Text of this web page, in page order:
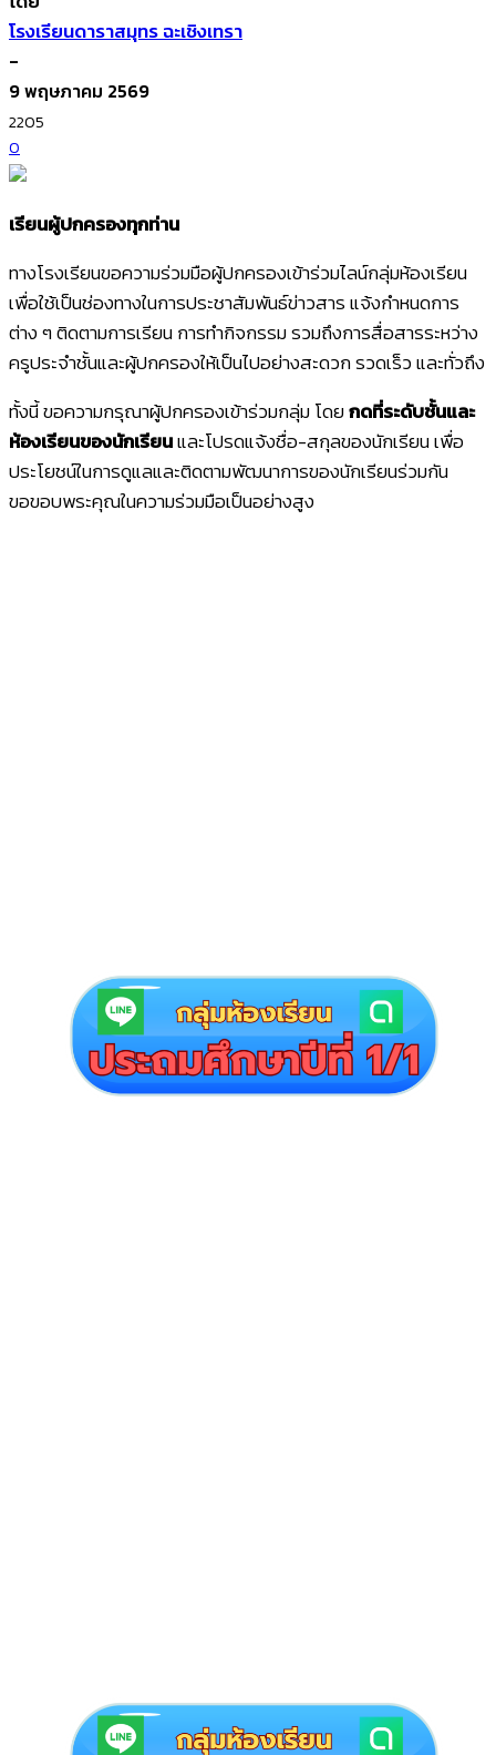
โรงเรียนดาราสมุทร ฉะเชิงเทรา
-
9 พฤษภาคม 2569
2205
0
เรียนผู้ปกครองทุกท่าน
ทางโรงเรียนขอความร่วมมือผู้ปกครองเข้าร่วมไลน์กลุ่มห้องเรียน
เพื่อใช้เป็นช่องทางในการประชาสัมพันธ์ข่าวสาร แจ้งกำหนดการ
ต่าง ๆ ติดตามการเรียน การทำกิจกรรม รวมถึงการสื่อสารระหว่าง
ครูประจำชั้นและผู้ปกครองให้เป็นไปอย่างสะดวก รวดเร็ว และทั่วถึง
ทั้งนี้ ขอความกรุณาผู้ปกครองเข้าร่วมกลุ่ม โดยกดที่ระดับชั้นและ
ห้องเรียนของนักเรียนและโปรดแจ้งชื่อ-สกุลของนักเรียน เพื่อ
ประโยชน์ในการดูแลและติดตามพัฒนาการของนักเรียนร่วมกัน
ขอขอบพระคุณในความร่วมมือเป็นอย่างสูง